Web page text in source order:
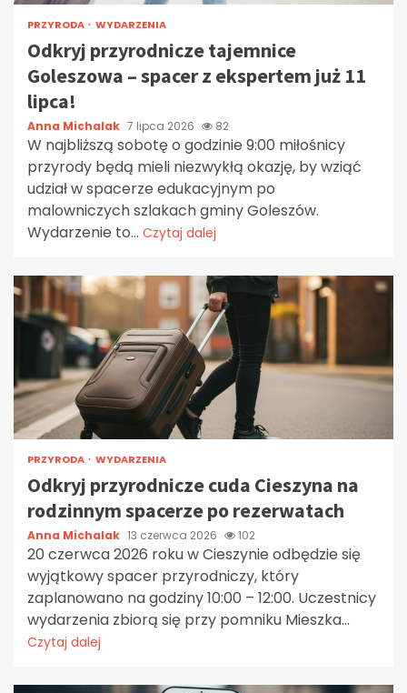
PRZYRODA WYDARZENIA
Odkryj przyrodnicze tajemnice
Goleszowa – spacer z ekspertem już 11
lipca!
Anna Michalak 7 lipca 2026 82
W najbliższą sobotę o godzinie 9:00 miłośnicy
przyrody będą mieli niezwykłą okazję, by wziąć
udział w spacerze edukacyjnym po
malowniczych szlakach gminy Goleszów.
Wydarzenie to... Czytaj dalej
PRZYRODA WYDARZENIA
Odkryj przyrodnicze cuda Cieszyna na
rodzinnym spacerze po rezerwatach
Anna Michalak 13 czerwca 2026 102
20 czerwca 2026 roku w Cieszynie odbędzie się
wyjątkowy spacer przyrodniczy, który
zaplanowano na godziny 10:00 – 12:00. Uczestnicy
wydarzenia zbiorą się przy pomniku Mieszka...
Czytaj dalej